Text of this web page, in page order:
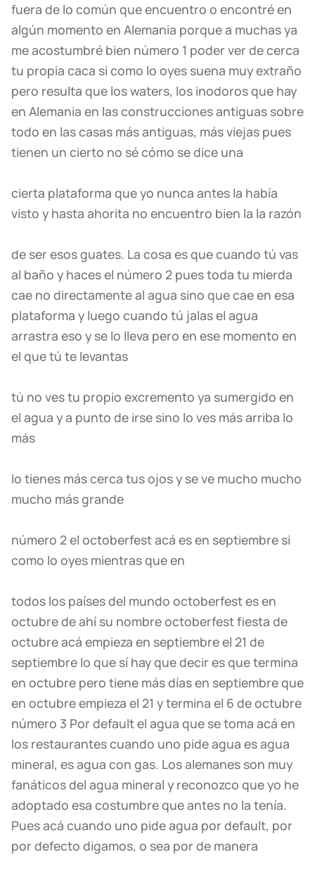
fuera de lo común queencuentro o encontréen
algún momento en Alemania porquea muchasya
meacostumbré bien número 1 poder ver decerca
tu propia caca si como lo oyes suena muyextraño
pero resulta que loswaters, los inodorosque hay
en Alemania en lasconstruccionesantiguas sobre
todo en lascasas másantiguas, másviejas pues
tienen un cierto no sécómo sedice una
cierta plataforma queyo nunca antes la había
visto y hasta ahorita no encuentro bien la la razón
de ser esosguates. La cosa esquecuando tú vas
al baño y hacesel número 2 puestoda tu mierda
cae no directamenteal agua sino quecaeen esa
plataforma y luego cuando tú jalasel agua
arrastra eso y se lo lleva pero en ese momento en
el quetú te levantas
tú no vestu propio excremento ya sumergido en
el agua ya punto de irse sino lo ves másarriba lo
más
lo tienes máscerca tusojosy seve mucho mucho
mucho másgrande
número 2el octoberfestacá esen septiembre si
como lo oyes mientrasqueen
todos los paísesdel mundo octoberfestesen
octubredeahí su nombreoctoberfestfiesta de
octubreacá empieza en septiembreel 21 de
septiembre lo que sí hayquedecir esquetermina
en octubre pero tiene másdíasen septiembreque
en octubreempieza el 21 ytermina el 6 deoctubre
número 3 Por defaultel agua que setoma acá en
los restaurantescuando uno pideagua esagua
mineral, esagua con gas. Losalemanes son muy
fanáticosdel agua mineral y reconozco queyo he
adoptado esa costumbrequeantes no la tenía.
Puesacá cuando uno pideagua por default, por
por defecto digamos, o sea por de manera